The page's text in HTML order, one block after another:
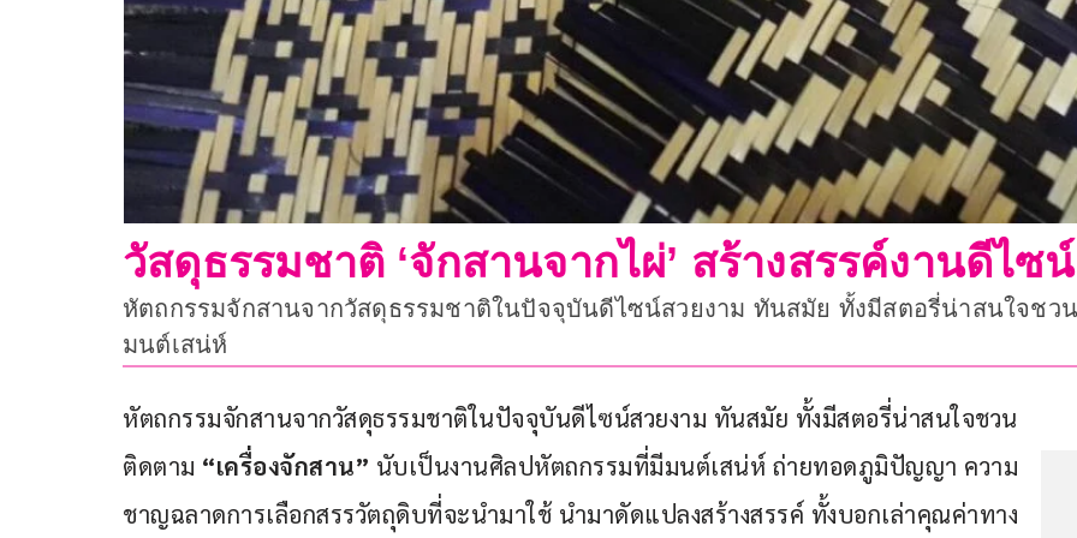
วัสดุธรรมชาติ ‘จักสานจากไผ่’ สร้างสรรค์งานดีไซน์
หัตถกรรมจักสานจากวัสดุธรรมชาติในปัจจุบันดีไซน์สวยงาม ทันสมัย ทั้งมีสตอรี่น่าสนใจช
มนต์เสน่ห์
หัตถกรรมจักสานจากวัสดุธรรมชาติในปัจจุบันดีไซน์สวยงาม ทันสมัย ทั้งมีสตอรี่น่าสนใจชวน
ติดตาม “เครื่องจักสาน” นับเป็นงานศิลปหัตถกรรมที่มีมนต์เสน่ห์ ถ่ายทอดภูมิปัญญา ความ
ชาญฉลาดการเลือกสรรวัตถุดิบที่จะนำมาใช้ นำมาดัดแปลงสร้างสรรค์ ทั้งบอกเล่าคุณค่าทาง